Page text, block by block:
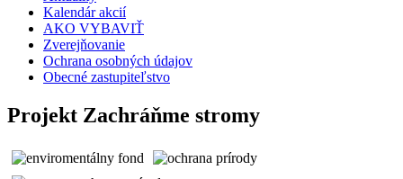
Kalendár akcií
AKO VYBAVIŤ
Zverejňovanie
Ochrana osobných údajov
Obecné zastupiteľstvo
Projekt Zachráňme stromy